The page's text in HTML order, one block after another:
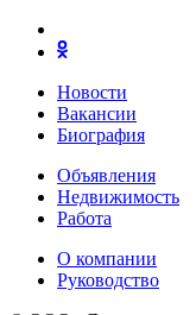
Новости
Вакансии
Биография
Объявления
Недвижимость
Работа
О компании
Руководство